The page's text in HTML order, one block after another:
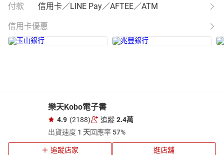
付款 信用卡／LINE Pay／AFTEE／ATM
信用卡優惠
樂天Kobo電子書
4.9 (2188) 追蹤 2.4萬
出貨速度 1 天回應率57%
追蹤店家 逛店舖